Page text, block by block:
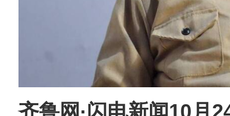
齐鲁网·闪电新闻10月